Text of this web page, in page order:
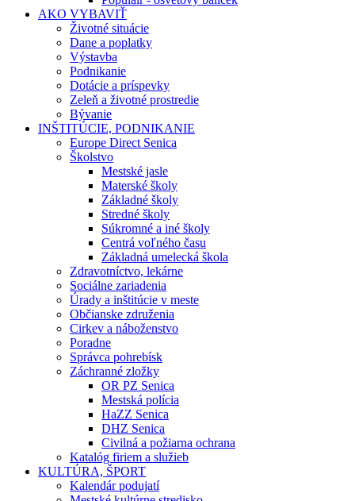
AKO VYBAVIŤ
Životné situácie
Dane a poplatky
Výstavba
Podnikanie
Dotácie a príspevky
Zeleň a životné prostredie
Bývanie
INŠTITÚCIE, PODNIKANIE
Europe Direct Senica
Školstvo
Mestské jasle
Materské školy
Základné školy
Stredné školy
Súkromné a iné školy
Centrá voľného času
Základná umelecká škola
Zdravotníctvo, lekárne
Sociálne zariadenia
Úrady a inštitúcie v meste
Občianske združenia
Cirkev a náboženstvo
Poradne
Správca pohrebísk
Záchranné zložky
OR PZ Senica
Mestská polícia
HaZZ Senica
DHZ Senica
Civilná a požiarna ochrana
Katalóg firiem a služieb
KULTÚRA, ŠPORT
Kalendár podujatí